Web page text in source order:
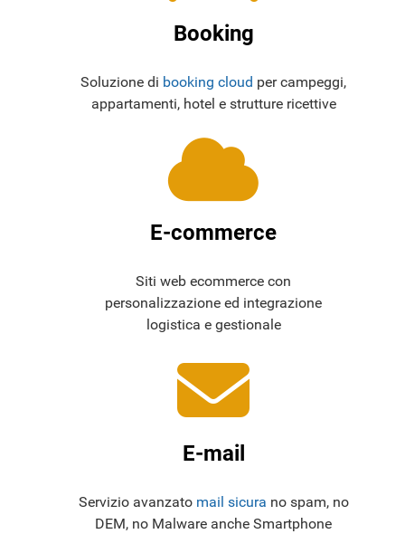
Booking
Soluzione di booking cloud per campeggi,
appartamenti, hotel e strutture ricettive
E-commerce
Siti web ecommerce con
personalizzazione ed integrazione
logistica e gestionale
E-mail
Servizio avanzato mail sicura no spam, no
DEM, no Malware anche Smartphone